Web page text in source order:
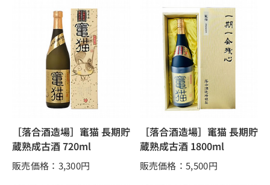
［落合酒造場］竃猫 長期貯
蔵熟成古酒 720ml
販売価格：3,300円
［落合酒造場］竃猫 長期貯
蔵熟成古酒 1800ml
販売価格：5,500円